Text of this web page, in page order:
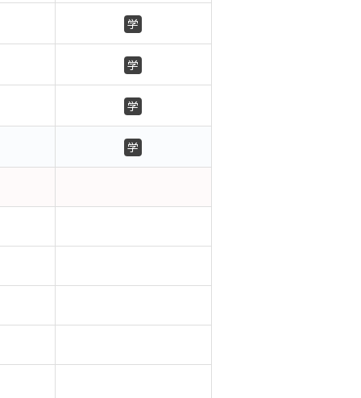
学
学
学
学